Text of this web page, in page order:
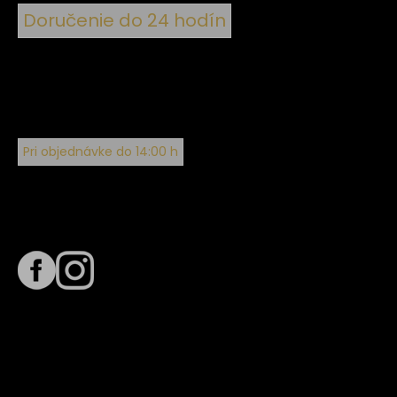
Doručenie do 24 hodín
Pri objednávke do 14:00 h